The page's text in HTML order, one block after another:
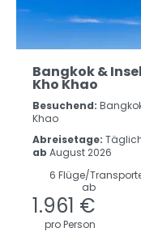
Bangkok &
Kho Khao
Besuchend:
Khao
Abreisetage:
ab August 2026
6 Flüge/
ab
1.961 €
pro Person